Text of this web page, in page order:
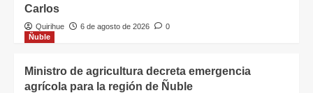
Carlos
Quirihue 6 de agosto de 2026
0
Ñuble
Ministro de agricultura decreta emergencia
agrícola para la región de Ñuble